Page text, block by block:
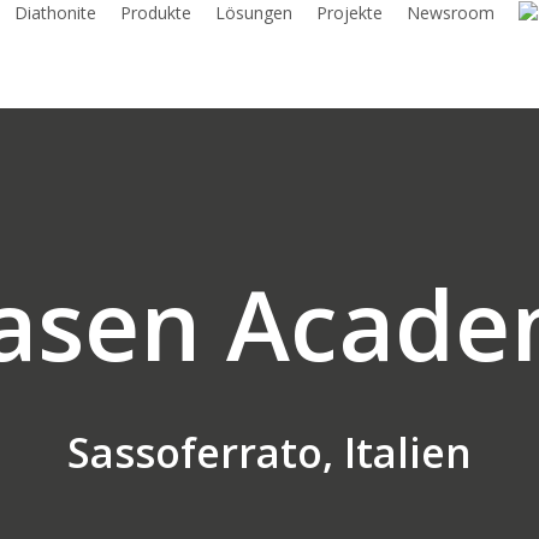
Diathonite Produkte Lösungen Projekte Newsroom
Sassoferrato, Italien